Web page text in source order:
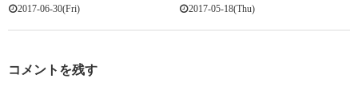
2017-06-30(Fri) 2017-05-18(Thu)
コメントを残す